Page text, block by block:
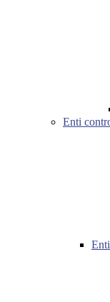
Enti